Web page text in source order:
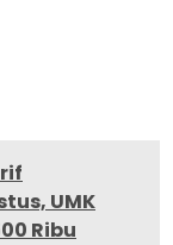
UMK
Ribu